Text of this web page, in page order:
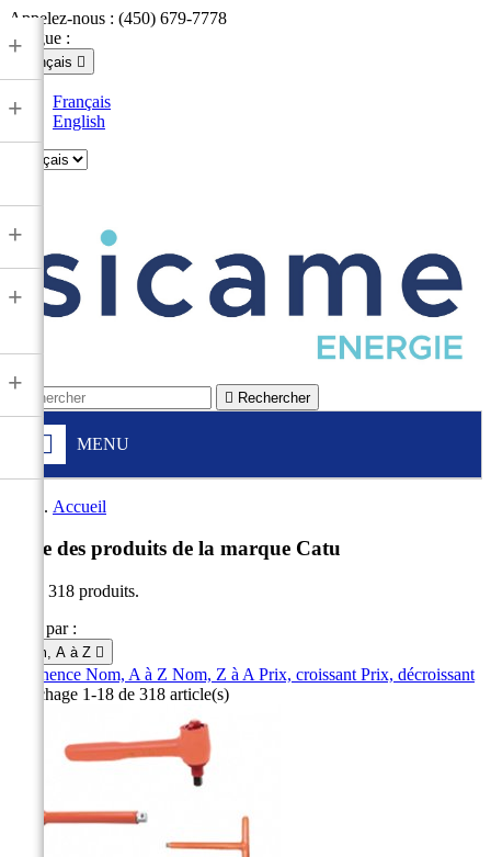
Appelez-nous : (450) 679-7778
Langue :
Français 
Français
English
 Rechercher
MENU
+
+
+
+
+
Accueil
Liste des produits de la marque Catu
Il y a 318 produits.
Trier par :
Nom, A à Z 
Pertinence Nom, A à Z Nom, Z à A Prix, croissant Prix, décroissant
Affichage 1-18 de 318 article(s)